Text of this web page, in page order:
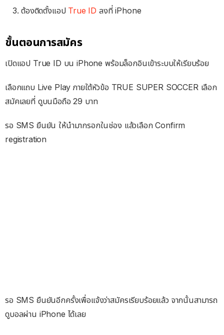
ต้องติดตั้งแอป True ID ลงที่ iPhone
ขั้นตอนการสมัคร
เปิดแอป True ID บน iPhone พร้อมล็อกอินเข้าระบบให้เรียบร้อย
เลือกแถบ Live Play ภายใต้หัวข้อ TRUE SUPER SOCCER เลือก
สมัคเลยที่ ดูบนมือถือ 29 บาท
รอ SMS ยืนยัน ให้นำมากรอกในช่อง แล้วเลือก Confirm
registration
รอ SMS ยืนยันอีกครั้งเพื่อแจ้งว่าสมัครเรียบร้อยแล้ว จากนั้นสามารถ
ดูบอลผ่าน iPhone ได้เลย